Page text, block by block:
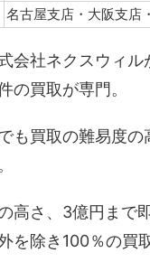
名古屋支店・大阪支店
会社ネクスウィル
の買取が専門。
も買取の難易度の
高さ、3億円まで
を除き100％の買